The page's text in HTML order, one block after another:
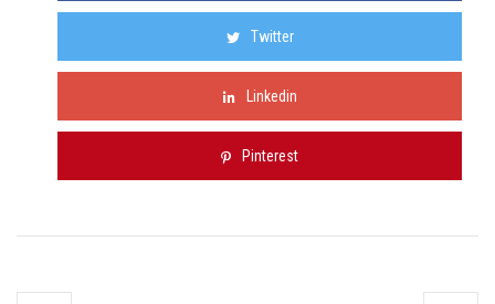
Twitter
Linkedin
Pinterest